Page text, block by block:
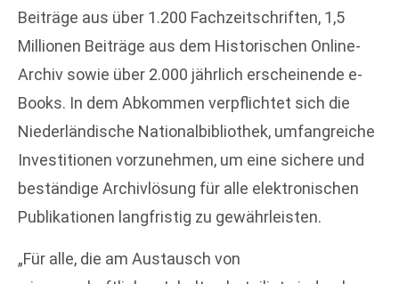
Beiträge aus über 1.200 Fachzeitschriften, 1,5
Millionen Beiträge aus dem Historischen Online-
Archiv sowie über 2.000 jährlich erscheinende e-
Books. In dem Abkommen verpflichtet sich die
Niederländische Nationalbibliothek, umfangreiche
Investitionen vorzunehmen, um eine sichere und
beständige Archivlösung für alle elektronischen
Publikationen langfristig zu gewährleisten.
„Für alle, die am Austausch von